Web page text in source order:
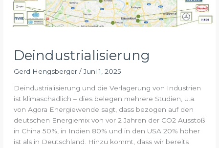
Deindustrialisierung
Gerd Hengsberger /Juni 1, 2025
Deindustrialisierung und die Verlagerung von Industrien
ist klimaschädlich – dies belegen mehrere Studien, u.a.
von Agora Energiewende sagt, dass bezogen auf den
deutschen Energiemix von vor 2 Jahren der CO2 Ausstoß
in China 50%, in Indien 80% und in den USA 20% höher
ist als in Deutschland. Hinzu kommt, dass wir bereits